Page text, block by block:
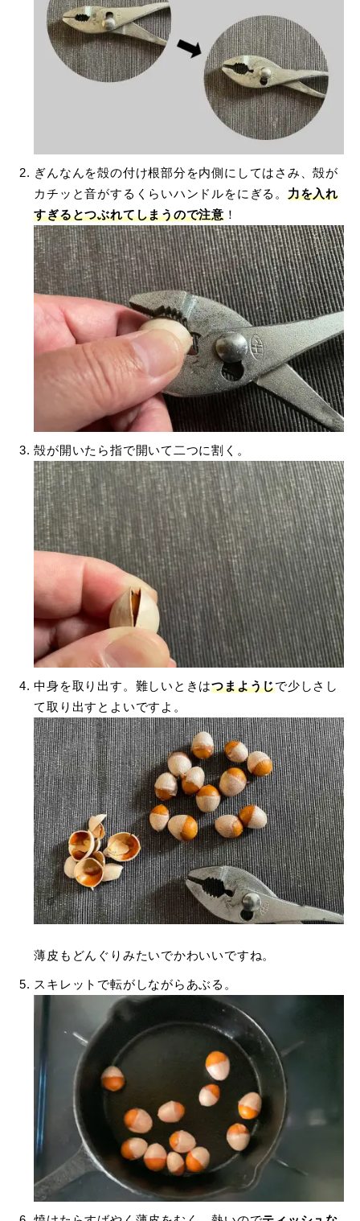
ぎんなんを殻の付け根部分を内側にしてはさみ、殻が
カチッと音がするくらいハンドルをにぎる。 力を入れ
すぎるとつぶれてしまうので注意！
殻が開いたら指で開いて二つに割く。
中身を取り出す。難しいときはつまようじで少しさし
て取り出すとよいですよ。
薄皮もどんぐりみたいでかわいいですね。
スキレットで転がしながらあぶる。